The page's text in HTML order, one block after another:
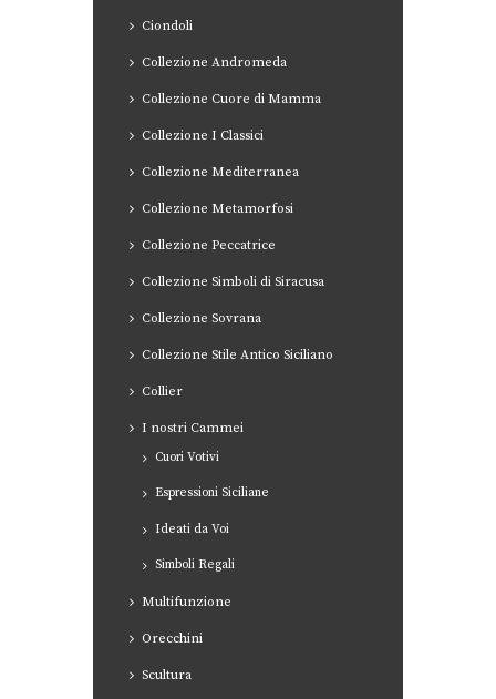
Ciondoli
Collezione Andromeda
Collezione Cuore di Mamma
Collezione I Classici
Collezione Mediterranea
Collezione Metamorfosi
Collezione Peccatrice
Collezione Simboli di Siracusa
Collezione Sovrana
Collezione Stile Antico Siciliano
Collier
I nostri Cammei
Cuori Votivi
Espressioni Siciliane
Ideati da Voi
Simboli Regali
Multifunzione
Orecchini
Scultura